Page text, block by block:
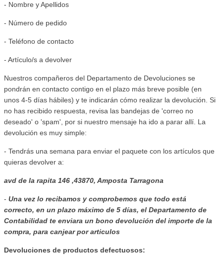
- Nombre y Apellidos
- Número de pedido
- Teléfono de contacto
- Artículo/s a devolver
Nuestros compañeros del Departamento de Devoluciones se
pondrán en contacto contigo en el plazo más breve posible (en
unos 4-5 días hábiles) y te indicarán cómo realizar la devolución. Si
no has recibido respuesta, revisa las bandejas de 'correo no
deseado' o 'spam', por si nuestro mensaje ha ido a parar allí. La
devolución es muy simple:
- Tendrás una semana para enviar el paquete con los artículos que
quieras devolver a:
avd de la rapita 146 ,43870, Amposta Tarragona
- Una vez lo recibamos y comprobemos que todo está
correcto, en un plazo máximo de 5 días, el Departamento de
Contabilidad te enviara un bono devolución del importe de la
compra, para canjear por articulos
Devoluciones de productos defectuosos: